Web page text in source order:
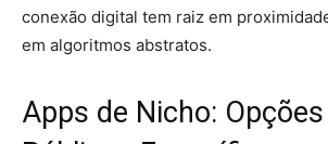
conexão digital tem raiz em
em algoritmos abstratos.
Apps de Nicho: